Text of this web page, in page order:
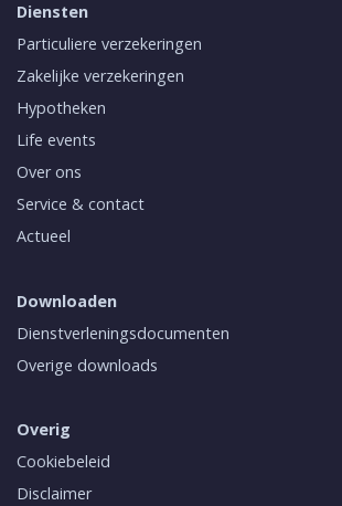
Diensten
Particuliere verzekeringen
Zakelijke verzekeringen
Hypotheken
Life events
Over ons
Service & contact
Actueel
Downloaden
Dienstverleningsdocumenten
Overige downloads
Overig
Cookiebeleid
Disclaimer